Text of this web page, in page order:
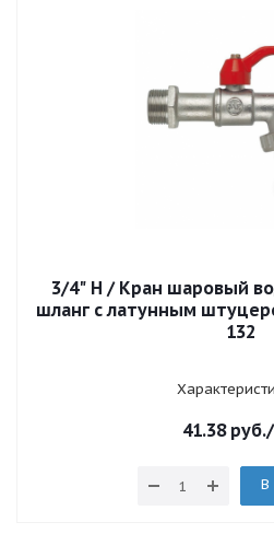
3/4" Н / Кран шаровый
шланг с латунным
132
41.38руб.
В